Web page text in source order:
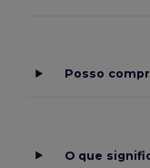
Posso
O que